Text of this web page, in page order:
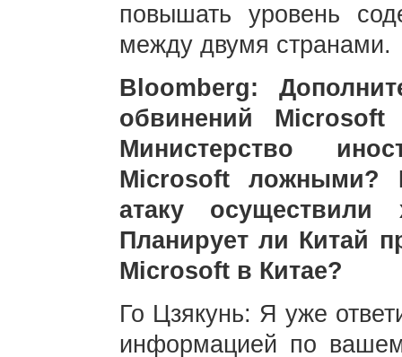
повышать уровень
между двумя странами.
Bloomberg:
обвинений
Министерство
Microsoft ложными?
атаку
Планирует ли Китай
Microsoft в Китае?
Го Цзякунь: Я уже
информацией по